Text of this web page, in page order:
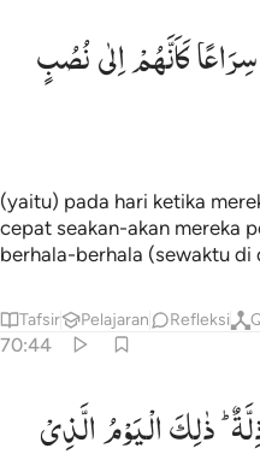
الى نصب يوفضون ٤٣
إِلَىٰ نُصُبٍۢ يُوفِضُونَ ٤٣سِرَاعًاكَاَنَّهُمْاِلٰینُصُبٍ
(yaitu) pada hari ketika
cepat seakan-akan mereka
berhala-berhala (sewaktu di
Tafsir Pelajaran Refleksi
70:44
كانوا يوعدون ٤٤
ٱلَّذِى كَانُوا۟ يُوعَدُونَ ٤٤
ذٰلِكَالْیَوْمُالَّذِیْ